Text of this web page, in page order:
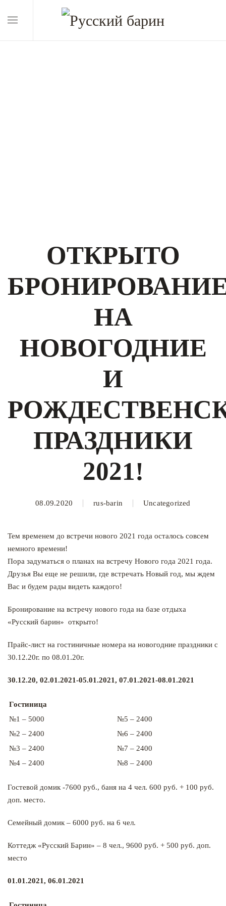
ОТКРЫТО
НА
НОВОГОДНИЕ
И
ПРАЗДНИКИ
2021!
08.09.2020 rus-barin Uncategorized
Тем временем до встречи нового 2021 года осталось совсем
немного времени!
Пора задуматься о планах на встречу Нового года 2021 года.
Друзья Вы еще не решили, где встречать Новый год, мы ждем
Вас и будем рады видеть каждого!
Бронирование на встречу нового года на базе отдыха
«Русский барин» открыто!
Прайс-лист на гостиничные номера на новогодние праздники с
30.12.20г. по 08.01.20г.
30.12.20, 02.01.2021-05.01.2021, 07.01.2021-08.01.2021
Гостиница
№1 – 5000
№5 – 2400
№2 – 2400
№6 – 2400
№3 – 2400
№7 – 2400
№4 – 2400
№8 – 2400
Гостевой домик -7600 руб., баня на 4 чел. 600 руб. + 100 руб.
доп. место.
Семейный домик – 6000 руб. на 6 чел.
Коттедж «Русский Барин» – 8 чел., 9600 руб. + 500 руб. доп.
место
01.01.2021, 06.01.2021